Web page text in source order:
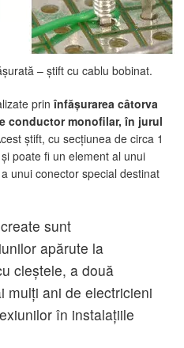
– ştift cu cablu bobinat.
prinînfăşurarea câtorva
conductor monofilar, în jurul
ştift, cu secţiunea de circa 1
poate fi un element al unui
unui conector special destinat
sunt
apărute la
cleştele, a două
mulţi ani de electricieni
în instalaţiile